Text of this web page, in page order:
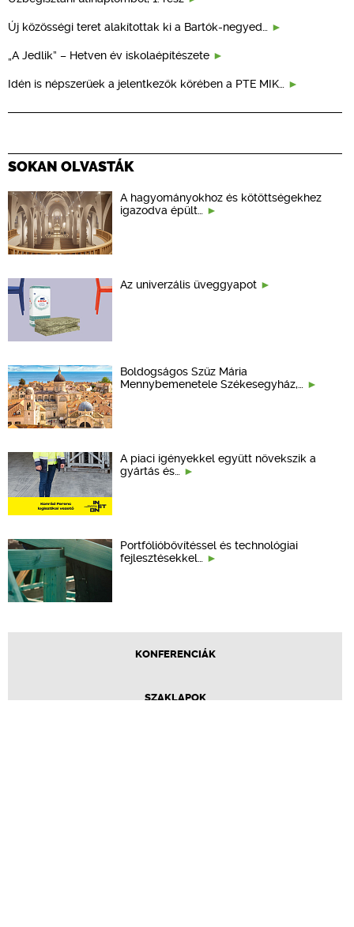
Új közösségi teret alakítottak ki a Bartók-negyed…
„A Jedlik” – Hetven év iskolaépítészete
Idén is népszerűek a jelentkezők körében a PTE MIK…
SOKAN OLVASTÁK
A hagyományokhoz és kötöttségekhez
igazodva épült…
Az univerzális üveggyapot
Boldogságos Szűz Mária
Mennybemenetele Székesegyház,…
A piaci igényekkel együtt növekszik a
gyártás és…
Portfólióbővítéssel és technológiai
fejlesztésekkel…
KONFERENCIÁK
SZAKLAPOK